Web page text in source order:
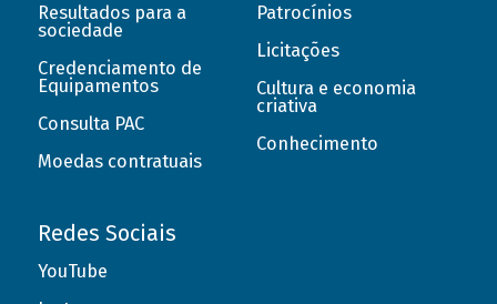
Resultados para a
sociedade
Credenciamento de
Equipamentos
Consulta PAC
Moedas contratuais
Patrocínios
Licitações
Cultura e economia
criativa
Conhecimento
Redes Sociais
YouTube